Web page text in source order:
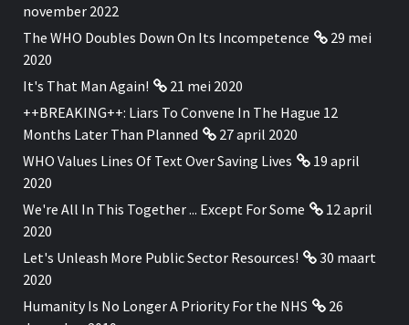
november 2022
The WHO Doubles Down On Its Incompetence
29 mei
2020
It's That Man Again!
21 mei 2020
++BREAKING++: Liars To Convene In The Hague 12
Months Later Than Planned
27 april 2020
WHO Values Lines Of Text Over Saving Lives
19 april
2020
We're All In This Together ... Except For Some
12 april
2020
Let's Unleash More Public Sector Resources!
30 maart
2020
Humanity Is No Longer A Priority For the NHS
26